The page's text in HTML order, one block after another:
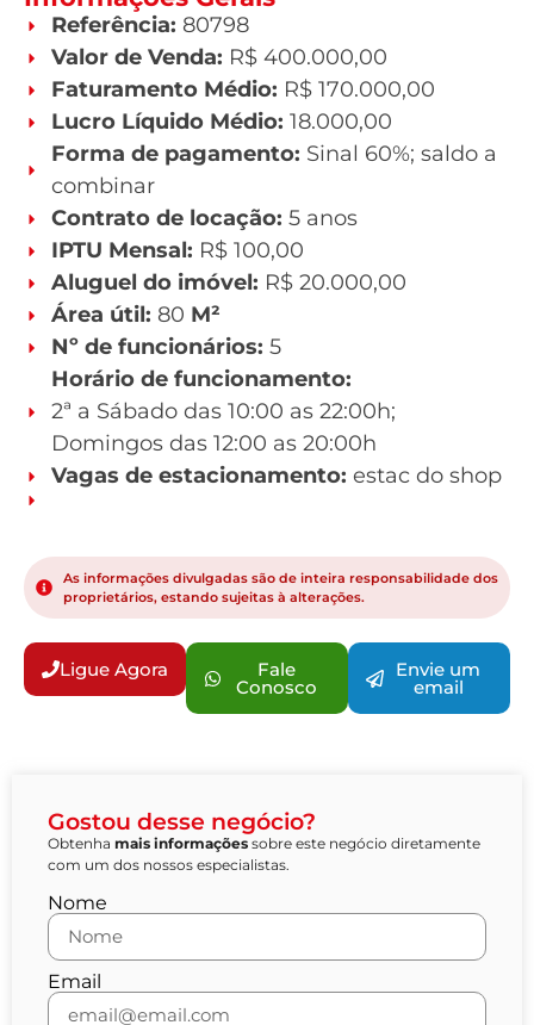
Referência: 80798
Valor de Venda: R$ 400.000,00
Faturamento Médio: R$ 170.000,00
Lucro Líquido Médio: 18.000,00
Forma de pagamento: Sinal 60%; saldo a
combinar
Contrato de locação: 5 anos
IPTU Mensal: R$ 100,00
Aluguel do imóvel: R$ 20.000,00
Área útil: 80 M²
Nº de funcionários: 5
Horário de funcionamento:
2ª a Sábado das 10:00 as 22:00h;
Domingos das 12:00 as 20:00h
Vagas de estacionamento: estac do shop
As informações divulgadas são de inteira responsabilidade dos
proprietários, estando sujeitas à alterações.
Ligue Agora Fale
Conosco
Envie um
email
Gostou desse negócio?
Obtenha mais informações sobre este negócio diretamente
com um dos nossos especialistas.
Nome
Email